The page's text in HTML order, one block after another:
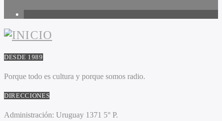
DESDE 1989
Porque todo es cultura y porque somos radio.
DIRECCIONES
Administración: Uruguay 1371 5° P.